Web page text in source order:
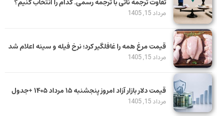
تفاوت ترجمه ناتی با ترجمه رسمی. کدام را انتخاب کنیم؟
مرداد 15, 1405
قیمت مرغ همه را غافلگیر کرد؛ نرخ فیله و سینه اعلام شد
مرداد 15, 1405
قیمت دلار بازار آزاد امروز پنجشنبه ۱۵ مرداد ۱۴۰۵ +جدول
مرداد 15, 1405